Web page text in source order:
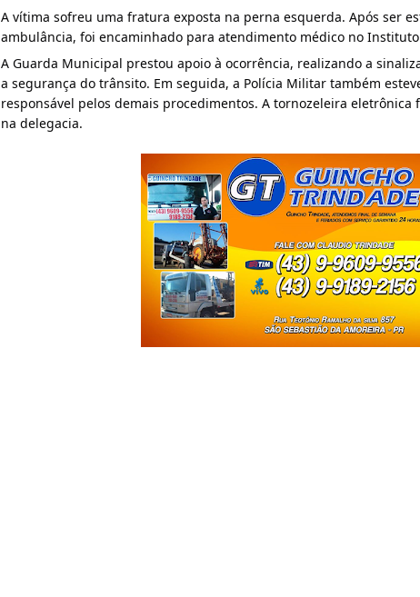
A vítima sofreu uma fratura exposta na perna esquerda. Após ser
ambulância, foi encaminhado para atendimento médico no Instituto
A Guarda Municipal prestou apoio à ocorrência, realizando a
a segurança do trânsito. Em seguida, a Polícia Militar também
responsável pelos demais procedimentos. A tornozeleira
na delegacia.